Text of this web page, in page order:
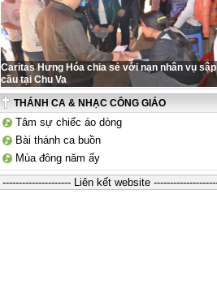
Caritas Hưng Hóa chia sẻ với nạn nhân vụ sập
cầu tại Chu Va
THÁNH CA & NHẠC CÔNG GIÁO
Tâm sự chiếc áo dòng
Bài thánh ca buồn
Mùa đông năm ấy